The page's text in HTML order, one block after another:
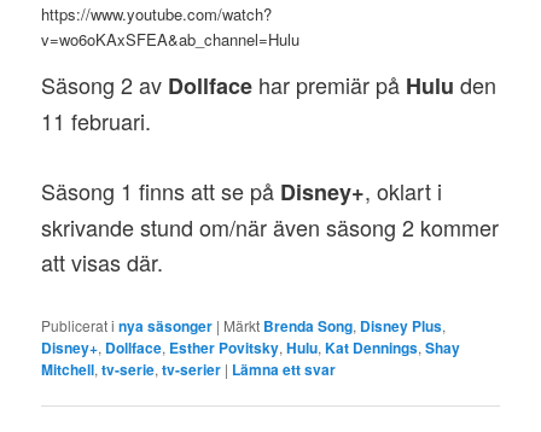
https://www.youtube.com/watch?
v=wo6oKAxSFEA&ab_channel=Hulu
Säsong 2 av Dollface har premiär på Hulu den
11 februari.
Säsong 1 finns att se på Disney+, oklart i
skrivande stund om/när även säsong 2 kommer
att visas där.
Publicerat i nya säsonger | Märkt Brenda Song, Disney Plus,
Disney+, Dollface, Esther Povitsky,Hulu,Kat Dennings,Shay
Mitchell,tv-serie,tv-serier | Lämna ett svar